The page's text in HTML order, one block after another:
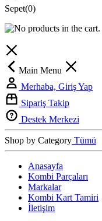
Sepet(0)
Main Menu
Merhaba, Giriş Yap
Sipariş Takip
Destek Merkezi
Shop by Category Tümü
Anasayfa
Kombi Parçaları
Markalar
Kombi Kart Tamiri
İletişim